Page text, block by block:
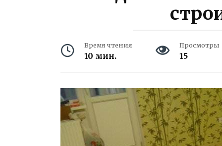
Время чтения
10 мин.
Просмотры
15